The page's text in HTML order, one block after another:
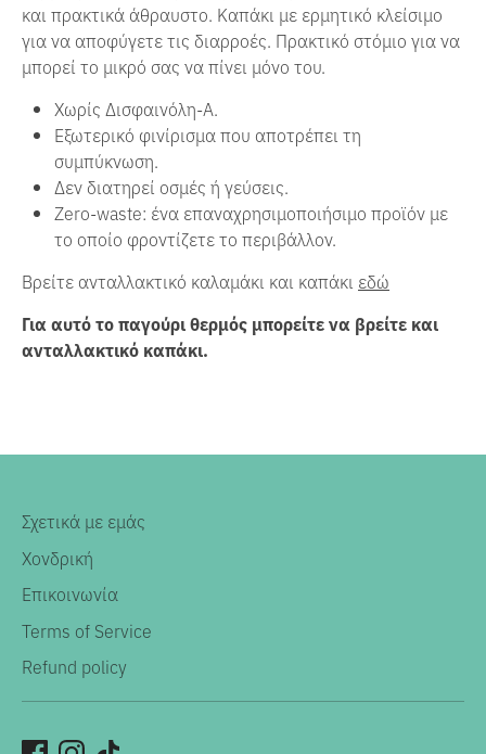
και πρακτικά άθραυστο. Καπάκι με ερμητικό κλείσιμο
για να αποφύγετε τις διαρροές. Πρακτικό στόμιο για να
μπορεί το μικρό σας να πίνει μόνο του.
Χωρίς Δισφαινόλη-Α.
Εξωτερικό φινίρισμα που αποτρέπει τη
συμπύκνωση.
Δεν διατηρεί οσμές ή γεύσεις.
Zero-waste: ένα επαναχρησιμοποιήσιμο προϊόν με
το οποίο φροντίζετε το περιβάλλον.
Βρείτε ανταλλακτικό καλαμάκι και καπάκι εδώ
Για αυτό το παγούρι θερμός μπορείτε να βρείτε και
ανταλλακτικό καπάκι.
Σχετικά με εμάς
Χονδρική
Επικοινωνία
Terms of Service
Refund policy